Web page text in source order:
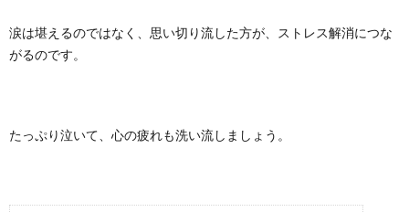
涙は堪えるのではなく、思い切り流した方が、ストレス解消につな
がるのです。
たっぷり泣いて、心の疲れも洗い流しましょう。